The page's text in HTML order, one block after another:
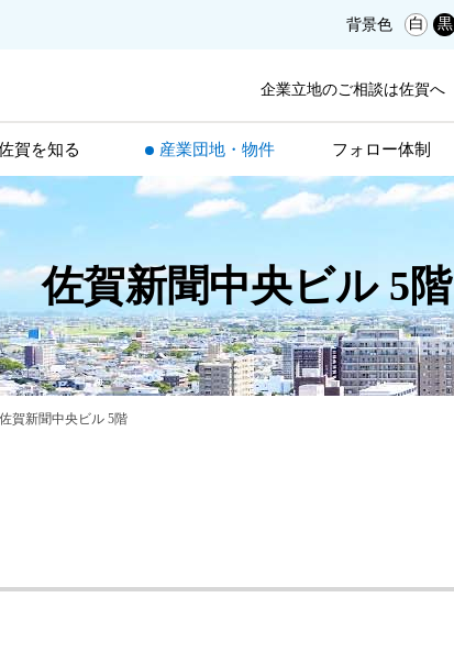
背景色 白 黒
企業立地のご相談は佐賀へ
賀を知る 産業団地・物件 フォロー体制
佐賀新聞中央ビル 5階
賀新聞中央ビル 5階